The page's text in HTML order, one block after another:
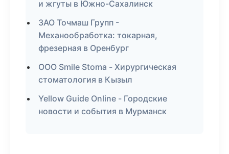
и жгуты в Южно-Сахалинск
ЗАО Точмаш Групп -
Механообработка: токарная,
фрезерная в Оренбург
ООО Smile Stoma - Хирургическая
стоматология в Кызыл
Yellow Guide Online - Городские
новости и события в Мурманск